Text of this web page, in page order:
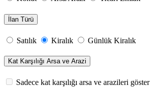
İlan Türü
Satılık Kiralık Günlük Kiralık
Kat Karşılığı Arsa ve Arazi
Sadece kat karşılığı arsa ve arazileri göster